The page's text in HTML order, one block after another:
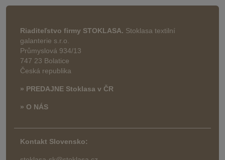
Riaditeľstvo firmy STOKLASA. Stoklasa textilní
galanterie s.r.o.
Průmyslová 934/13
747 23 Bolatice
Česká republika
» PREDAJNE Stoklasa v ČR
» O NÁS
Kontakt Slovensko: